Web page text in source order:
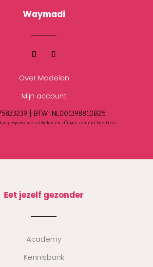
Waymadi
Over Madelon
Mijn account
| BTW: NL001398810B25
gesponsorde artikelen en affiliate content bevatten.
Eet jezelf gezonder
Academy
Kennisbank